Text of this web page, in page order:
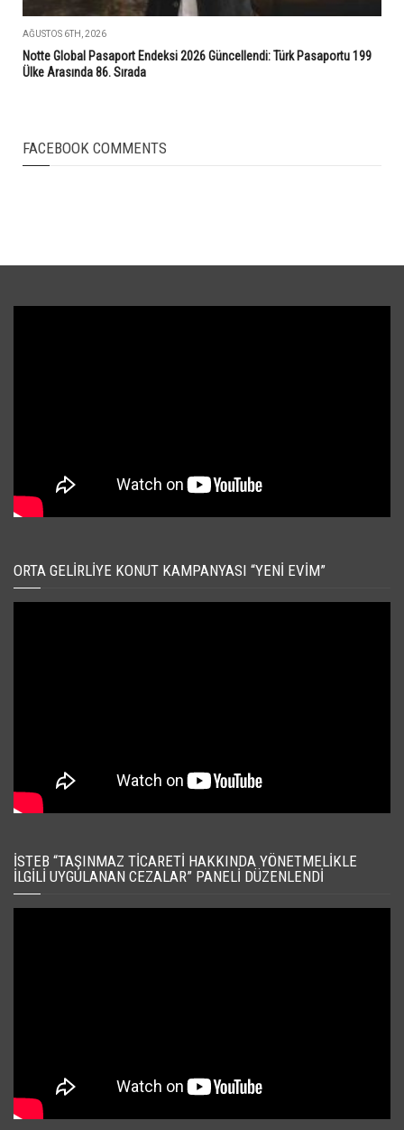
AĞUSTOS 6TH, 2026
Notte Global Pasaport Endeksi 2026 Güncellendi: Türk Pasaportu 199
Ülke Arasında 86. Sırada
FACEBOOK COMMENTS
ORTA GELIRLIYE KONUT KAMPANYASI “YENI EVIM”
İSTEB “TAŞINMAZ TICARETI HAKKINDA YÖNETMELIKLE
İLGILI UYGULANAN CEZALAR” PANELI DÜZENLENDI